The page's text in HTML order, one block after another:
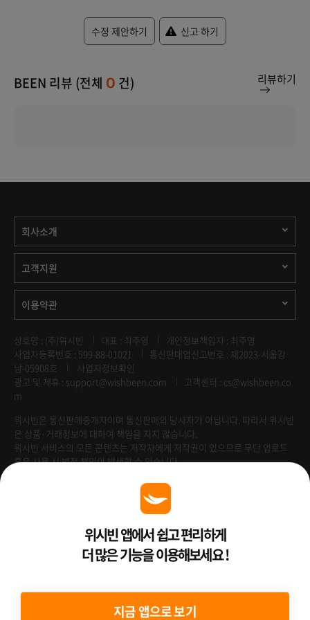
수정 제안하기 신고 하기
BEEN 리뷰 (전체 0 건) 리뷰하기
회사소개
고객지원
이용약관
상호명 : (주)위시빈 대표 : 최주영
개인정보책임자 : 최주영
사업자등록번호 : 599-88-01021
통신판매업신고번호 : 제2023-서울강
남-05908호
사업자정보확인
광고 및 제휴 : support@wishbeen.com
고객센터 : cs@wishbeen.co
m
위시빈은 통신판매중개자이며 통신판매의 당사자가 아닙니다. 따라서 위시빈
은 상품·거래정보에 대하여 책임을 지지 않습니다.
위시빈 서비스의 모든 콘텐츠는 저작자에게 저작권이 있으므로 무단 업로드
혹은 사용 시 법적 책임이 발생할 수 있습니다.
Venture Enterprise위시빈 앱에서 쉽고 편리하게
더 많은 기능을 이용해보세요 !
지금 앱으로 보기